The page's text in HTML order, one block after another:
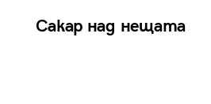
Сакар над нещата